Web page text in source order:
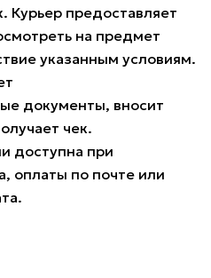
Курьер предоставляет
на предмет
указанным условиям.
документы, вносит
чек.
доступна при
оплаты по почте или